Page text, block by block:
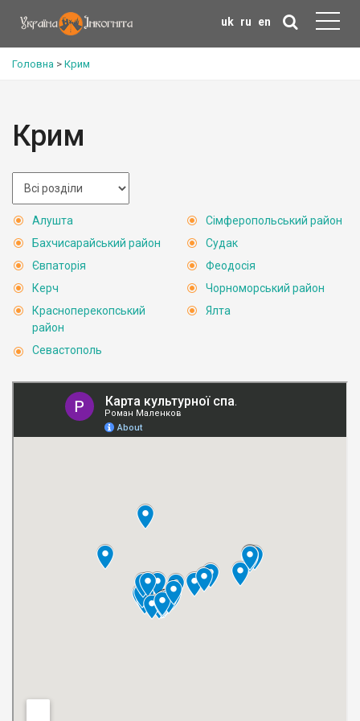
uk ru en
Головна > Крим
Крим
Алушта
Бахчисарайський район
Євпаторія
Керч
Красноперекопський
район
Севастополь
Сімферопольський район
Судак
Феодосія
Чорноморський район
Ялта